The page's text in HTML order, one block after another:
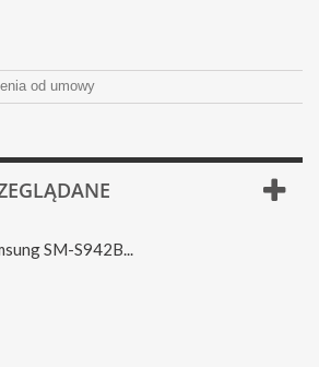
od umowy
SM-S942B...